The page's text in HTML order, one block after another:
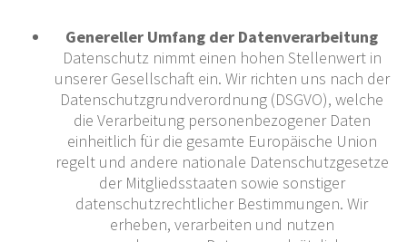
Genereller Umfang der Datenverarbeitung
Datenschutz nimmt einen hohen Stellenwert in
unserer Gesellschaft ein. Wir richten uns nach der
Datenschutzgrundverordnung (DSGVO), welche
die Verarbeitung personenbezogener Daten
einheitlich für die gesamte Europäische Union
regelt und andere nationale Datenschutzgesetze
der Mitgliedsstaaten sowie sonstiger
datenschutzrechtlicher Bestimmungen. Wir
erheben, verarbeiten und nutzen